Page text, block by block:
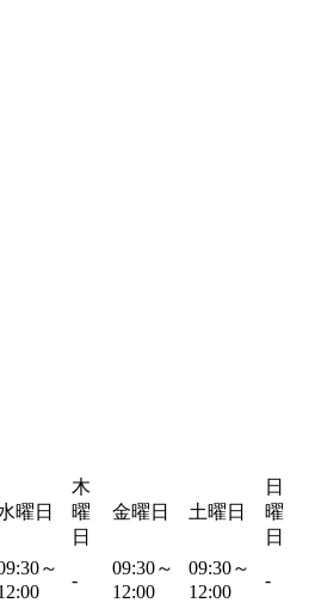
曜日
木
曜
日
金曜日 土曜日
日
曜
日
～
-
09:30～
12:00
09:30～
12:00
-